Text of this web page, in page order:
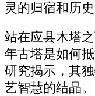
灵的归宿和历史
站在应县木塔
年古塔是如何
研究揭示，其
艺智慧的结晶